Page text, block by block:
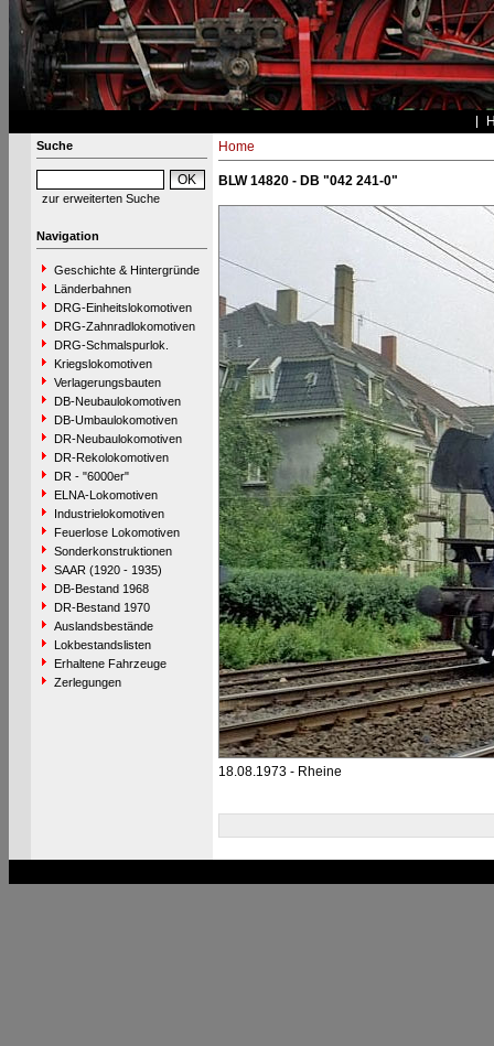
Suche
zur erweiterten Suche
Navigation
Geschichte & Hintergründe
Länderbahnen
DRG-Einheitslokomotiven
DRG-Zahnradlokomotiven
DRG-Schmalspurlok.
Kriegslokomotiven
Verlagerungsbauten
DB-Neubaulokomotiven
DB-Umbaulokomotiven
DR-Neubaulokomotiven
DR-Rekolokomotiven
DR - "6000er"
ELNA-Lokomotiven
Industrielokomotiven
Feuerlose Lokomotiven
Sonderkonstruktionen
SAAR (1920 - 1935)
DB-Bestand 1968
DR-Bestand 1970
Auslandsbestände
Lokbestandslisten
Erhaltene Fahrzeuge
Zerlegungen
Home
BLW 14820 - DB "042 241-0"
18.08.1973 - Rheine